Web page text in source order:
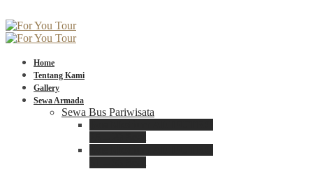
Home
Tentang Kami
Gallery
Sewa Armada
Sewa Bus Pariwisata